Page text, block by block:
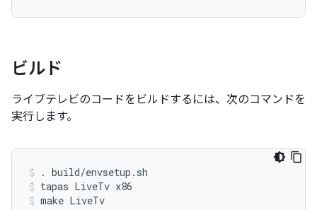
ビルド
ライブテレビのコードをビルドするには、次のコマンドを
実行します。
. build/envsetup.sh
tapas LiveTv x86
make LiveTv